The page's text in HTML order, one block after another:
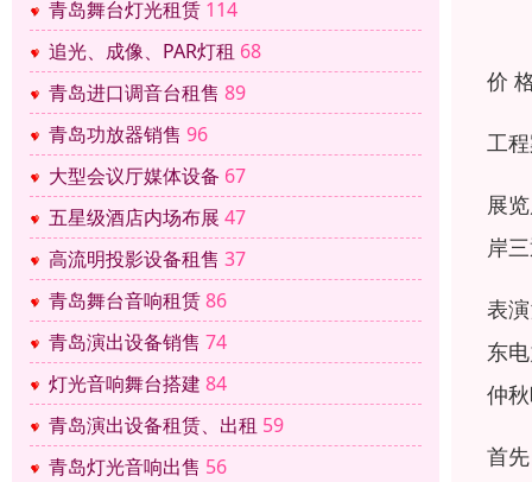
青岛舞台灯光租赁 114
追光、成像、PAR灯租 68
青岛进口调音台租售 89
青岛功放器销售 96
大型会议厅媒体设备 67
五星级酒店内场布展 47
高流明投影设备租售 37
青岛舞台音响租赁86
青岛演出设备销售 74
灯光音响舞台搭建 84
青岛演出设备租赁、出租 59
青岛灯光音响出售 56
价
工
展
岸
表
东
仲
首